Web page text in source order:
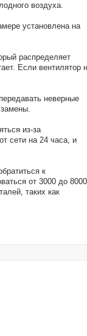
воздуха.
установлена на
распределяет
Если вентилятор
неверные
из-за
сети на 24 часа, и
к
от 3000 до 8000
таких как